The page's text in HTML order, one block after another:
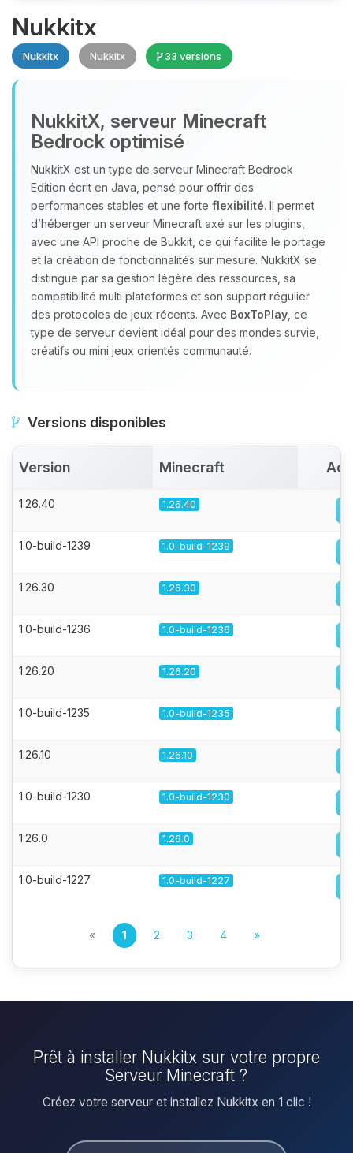
Nukkitx
Nukkitx Nukkitx 33 versions
NukkitX, serveur Minecraft
Bedrock optimisé
NukkitX est un type de serveur Minecraft Bedrock
Edition écrit en Java, pensé pour offrir des
performances stables et une forte flexibilité. Il permet
d’héberger un serveur Minecraft axé sur les plugins,
avec une API proche de Bukkit, ce qui facilite le portage
et la création de fonctionnalités sur mesure. NukkitX se
distingue par sa gestion légère des ressources, sa
compatibilité multi plateformes et son support régulier
des protocoles de jeux récents. Avec BoxToPlay , ce
type de serveur devient idéal pour des mondes survie,
créatifs ou mini jeux orientés communauté.
Versions disponibles
Version Minecraft
1.26.40 1.26.40
1.0-build-1239 1.0-build-1239
1.26.30 1.26.30
1.0-build-1236 1.0-build-1236
1.26.20 1.26.20
1.0-build-1235 1.0-build-1235
1.26.10 1.26.10
1.0-build-1230 1.0-build-1230
1.26.0 1.26.0
1.0-build-1227 1.0-build-1227
« 1 2 3 4 »
Prêt à installer Nukkitx sur votre propre
Serveur Minecraft ?
Créez votre serveur et installez Nukkitx en 1 clic !
Youpi, enfin quelqu’un pour me
parler ! Moi c’est Choupy, ton petit
assistant BoxToPlay. Dis-moi ce dont
tu as besoin et je vais remuer mes
petits circuits pour t’aider.
08/08/2026 à 23:57